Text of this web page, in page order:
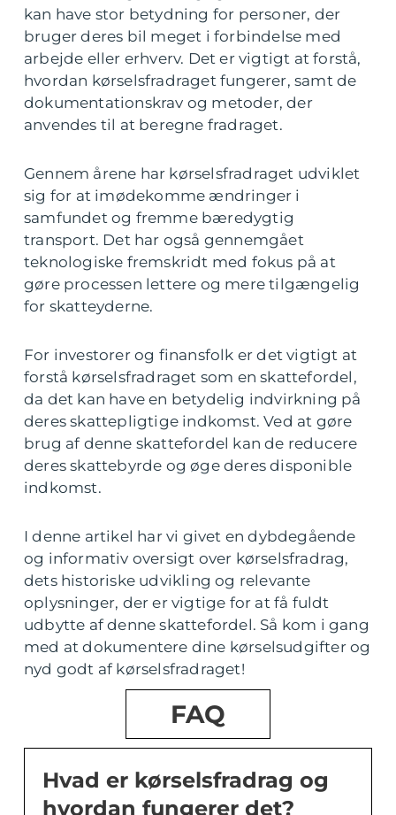
kan have stor betydning for personer, der
bruger deres bil meget i forbindelse med
arbejde eller erhverv. Det er vigtigt at forstå,
hvordan kørselsfradraget fungerer, samt de
dokumentationskrav og metoder, der
anvendes til at beregne fradraget.
Gennem årene har kørselsfradraget udviklet
sig for at imødekomme ændringer i
samfundet og fremme bæredygtig
transport. Det har også gennemgået
teknologiske fremskridt med fokus på at
gøre processen lettere og mere tilgængelig
for skatteyderne.
For investorer og finansfolk er det vigtigt at
forstå kørselsfradraget som en skattefordel,
da det kan have en betydelig indvirkning på
deres skattepligtige indkomst. Ved at gøre
brug af denne skattefordel kan de reducere
deres skattebyrde og øge deres disponible
indkomst.
I denne artikel har vi givet en dybdegående
og informativ oversigt over kørselsfradrag,
dets historiske udvikling og relevante
oplysninger, der er vigtige for at få fuldt
udbytte af denne skattefordel. Så kom i gang
med at dokumentere dine kørselsudgifter og
nyd godt af kørselsfradraget!
FAQ
Hvad er kørselsfradrag og
hvordan fungerer det?